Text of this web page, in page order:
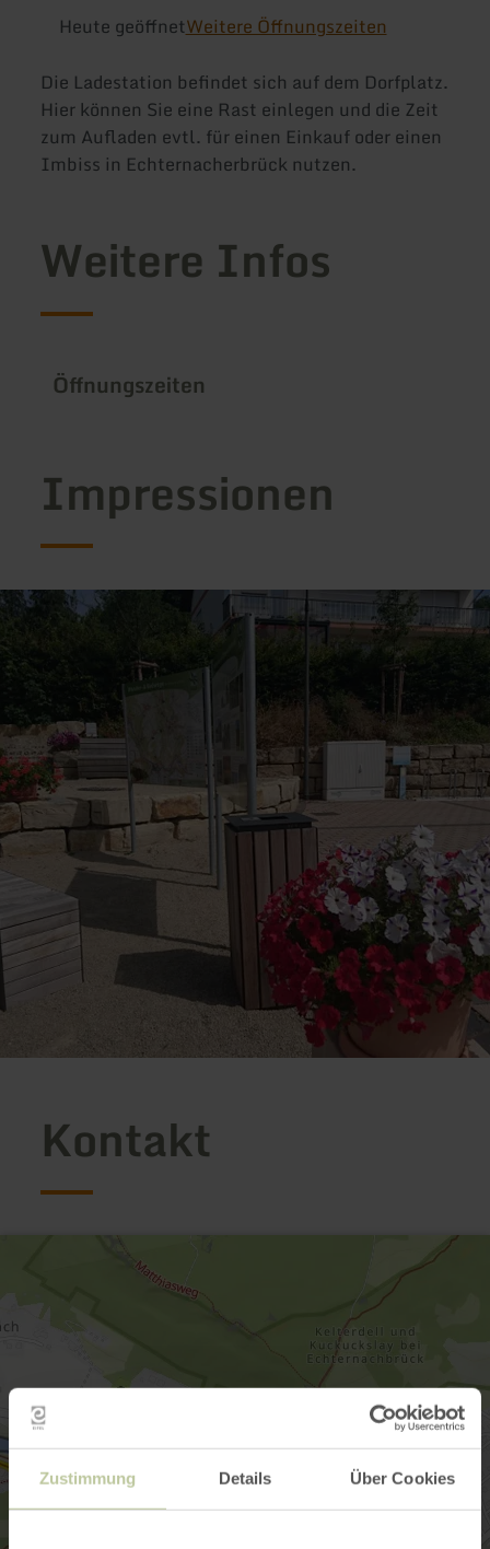
Zustimmung Details Über Cookies
Heute geöffnetWeitere Öffnungszeiten
Die Ladestation befindet sich auf dem Dorfplatz.
Hier können Sie eine Rast einlegen und die Zeit
zum Aufladen evtl. für einen Einkauf oder einen
Imbiss in Echternacherbrück nutzen.
Weitere Infos
Öffnungszeiten
Impressionen
Kontakt